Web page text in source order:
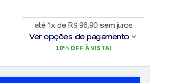
até 1x de R$ 96,90 sem juros
Ver opções de pagamento
10% OFF À VISTA!